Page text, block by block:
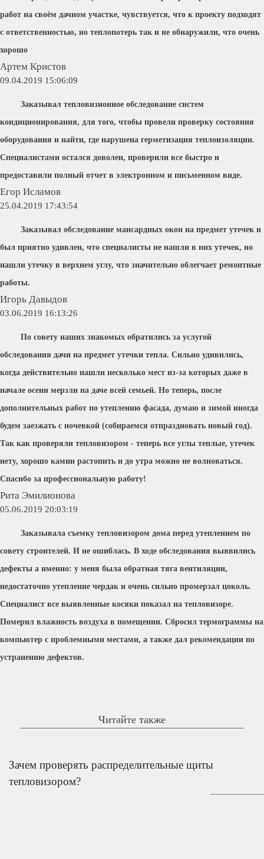
работ на своём дачном участке, чувствуется, что к проекту подходят
с ответственностью, но теплопотерь так и не обнаружили, что очень
хорошо
Артем Кристов
09.04.2019 15:06:09
Заказывал тепловизионное обследование систем
кондиционирования, для того, чтобы провели проверку состояния
оборудования и найти, где нарушена герметизация теплоизоляции.
Специалистами остался доволен, проверили все быстро и
предоставили полный отчет в электронном и письменном виде.
Егор Исламов
25.04.2019 17:43:54
Заказывал обследование мансардных окон на предмет утечек и
был приятно удивлен, что специалисты не нашли в них утечек, но
нашли утечку в верхнем углу, что значительно облегчает ремонтные
работы.
Игорь Давыдов
03.06.2019 16:13:26
По совету наших знакомых обратились за услугой
обследования дачи на предмет утечки тепла. Сильно удивились,
когда действительно нашли несколько мест из-за которых даже в
начале осени мерзли на даче всей семьей. Но теперь, после
дополнительных работ по утеплению фасада, думаю и зимой иногда
будем заезжать с ночевкой (собираемся отпраздновать новый год).
Так как проверяли тепловизором - теперь все углы теплые, утечек
нету, хорошо камин растопить и до утра можно не волноваться.
Спасибо за профессиональную работу!
Рита Эмилионова
05.06.2019 20:03:19
Заказывала съемку тепловизором дома перед утеплением по
совету строителей. И не ошиблась. В ходе обследования выявились
дефекты а именно: у меня была обратная тяга вентиляции,
недостаточно утепление чердак и очень сильно промерзал цоколь.
Специалист все выявленные косяки показал на тепловизоре.
Померил влажность воздуха в помещении. Сбросил термограммы на
компьютер с проблемными местами, а также дал рекомендации по
устранению дефектов.
Читайте также
Зачем проверять распределительные щиты
тепловизором?